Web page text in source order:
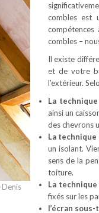
combles est
combles –
Il existe
et de votre
l’extérieur.
La
ainsi un
des chevrons
La technique
un isolant.
sens de la
toiture.
La technique
fixés sur les
l’écran